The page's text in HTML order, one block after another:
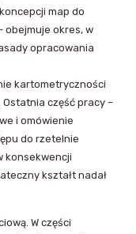
map do
obejmuje okres, w
opracowania
kartometryczności
część pracy –
i omówienie
do rzetelnie
konsekwencji
kształt nadał
W części